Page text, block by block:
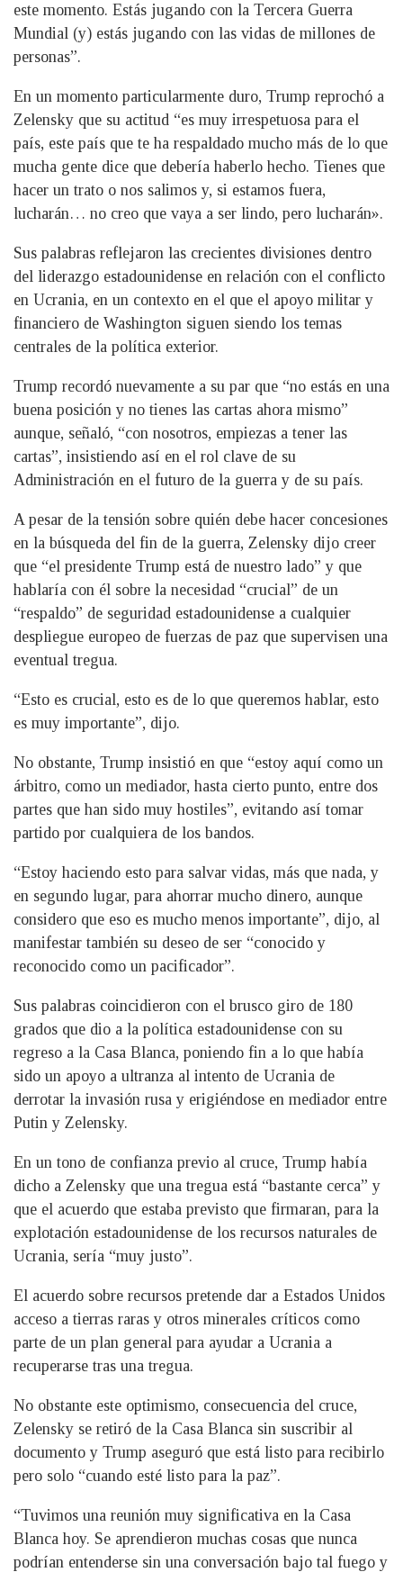
este momento. Estás jugando con la Tercera Guerra
Mundial (y) estás jugando con las vidas de millones de
personas”.
En un momento particularmente duro, Trump reprochó a
Zelensky que su actitud “es muy irrespetuosa para el
país, este país que te ha respaldado mucho más de lo que
mucha gente dice que debería haberlo hecho. Tienes que
hacer un trato o nos salimos y, si estamos fuera,
lucharán… no creo que vaya a ser lindo, pero lucharán».
Sus palabras reflejaron las crecientes divisiones dentro
del liderazgo estadounidense en relación con el conflicto
en Ucrania, en un contexto en el que el apoyo militar y
financiero de Washington siguen siendo los temas
centrales de la política exterior.
Trump recordó nuevamente a su par que “no estás en una
buena posición y no tienes las cartas ahora mismo”
aunque, señaló, “con nosotros, empiezas a tener las
cartas”, insistiendo así en el rol clave de su
Administración en el futuro de la guerra y de su país.
A pesar de la tensión sobre quién debe hacer concesiones
en la búsqueda del fin de la guerra, Zelensky dijo creer
que “el presidente Trump está de nuestro lado” y que
hablaría con él sobre la necesidad “crucial” de un
“respaldo” de seguridad estadounidense a cualquier
despliegue europeo de fuerzas de paz que supervisen una
eventual tregua.
“Esto es crucial, esto es de lo que queremos hablar, esto
es muy importante”, dijo.
No obstante, Trump insistió en que “estoy aquí como un
árbitro, como un mediador, hasta cierto punto, entre dos
partes que han sido muy hostiles”, evitando así tomar
partido por cualquiera de los bandos.
“Estoy haciendo esto para salvar vidas, más que nada, y
en segundo lugar, para ahorrar mucho dinero, aunque
considero que eso es mucho menos importante”, dijo, al
manifestar también su deseo de ser “conocido y
reconocido como un pacificador”.
Sus palabras coincidieron con el brusco giro de 180
grados que dio a la política estadounidense con su
regreso a la Casa Blanca, poniendo fin a lo que había
sido un apoyo a ultranza al intento de Ucrania de
derrotar la invasión rusa y erigiéndose en mediador entre
Putin y Zelensky.
En un tono de confianza previo al cruce, Trump había
dicho a Zelensky que una tregua está “bastante cerca” y
que el acuerdo que estaba previsto que firmaran, para la
explotación estadounidense de los recursos naturales de
Ucrania, sería “muy justo”.
El acuerdo sobre recursos pretende dar a Estados Unidos
acceso a tierras raras y otros minerales críticos como
parte de un plan general para ayudar a Ucrania a
recuperarse tras una tregua.
No obstante este optimismo, consecuencia del cruce,
Zelensky se retiró de la Casa Blanca sin suscribir al
documento y Trump aseguró que está listo para recibirlo
pero solo “cuando esté listo para la paz”.
“Tuvimos una reunión muy significativa en la Casa
Blanca hoy. Se aprendieron muchas cosas que nunca
podrían entenderse sin una conversación bajo tal fuego y